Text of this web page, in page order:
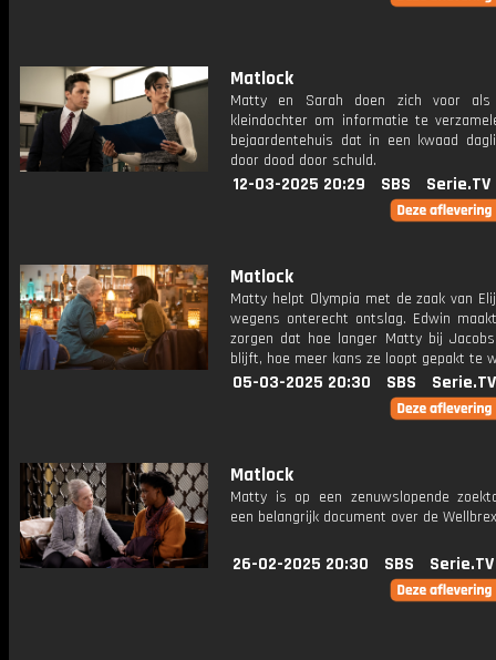
Matlock
Matty en Sarah doen zich voor
kleindochter om informatie te
bejaardentehuis dat in een kwaad
door dood door schuld.
12-03-2025 20:29 SBS Serie.TV
Matlock
Matty helpt Olympia met de zaak van
wegens onterecht ontslag. Edwin
zorgen dat hoe langer Matty bij
blijft, hoe meer kans ze loopt gepakt te
05-03-2025 20:30 SBS Serie.TV
Matlock
Matty is op een zenuwslopende
een belangrijk document over de
26-02-2025 20:30 SBS Serie.TV